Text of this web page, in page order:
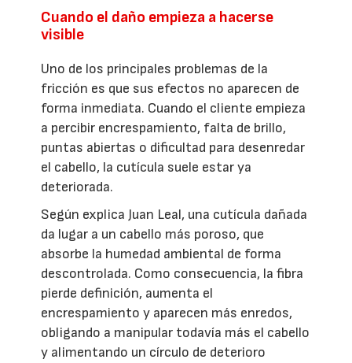
Cuando el daño empieza a hacerse
visible
Uno de los principales problemas de la
fricción es que sus efectos no aparecen de
forma inmediata. Cuando el cliente empieza
a percibir encrespamiento, falta de brillo,
puntas abiertas o dificultad para desenredar
el cabello, la cutícula suele estar ya
deteriorada.
Según explica Juan Leal, una cutícula dañada
da lugar a un cabello más poroso, que
absorbe la humedad ambiental de forma
descontrolada. Como consecuencia, la fibra
pierde definición, aumenta el
encrespamiento y aparecen más enredos,
obligando a manipular todavía más el cabello
y alimentando un círculo de deterioro